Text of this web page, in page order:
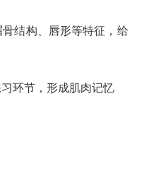
结构、唇形等特征，给
环节，形成肌肉记忆